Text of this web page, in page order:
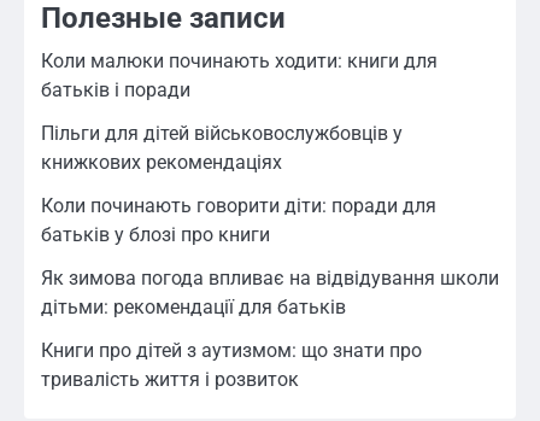
Полезные записи
Коли малюки починають ходити: книги для
батьків і поради
Пільги для дітей військовослужбовців у
книжкових рекомендаціях
Коли починають говорити діти: поради для
батьків у блозі про книги
Як зимова погода впливає на відвідування школи
дітьми: рекомендації для батьків
Книги про дітей з аутизмом: що знати про
тривалість життя і розвиток